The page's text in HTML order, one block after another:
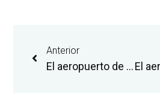
Anterior
El aeropuerto de Castellón busca consolidar su oferta de destinos y promover nuevas rutas en la feria ‘Connect Aviation’